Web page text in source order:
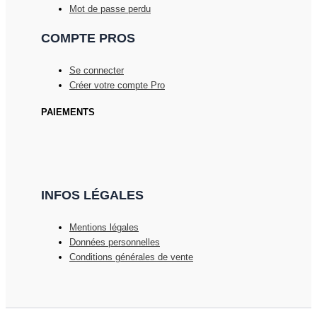
Mot de passe perdu
COMPTE PROS
Se connecter
Créer votre compte Pro
PAIEMENTS
INFOS LÉGALES
Mentions légales
Données personnelles
Conditions générales de vente